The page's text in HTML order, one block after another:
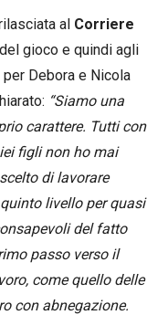
al Corriere
gioco e quindi agli
Debora e Nicola
“Siamo una
carattere. Tutti con
figli non ho mai
di lavorare
livello per quasi
del fatto
passo verso il
come quello delle
con abnegazione.